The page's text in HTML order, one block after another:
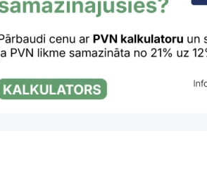
s.eu
info@or
mbebele
s.eu
10-pk 30.12.2025.